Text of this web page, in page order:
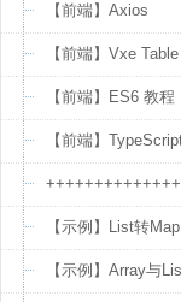
【前端】Axios
【前端】Vxe Table
【前端】ES6 教程
【前端】
【示例】List转Map
【示例】Array与